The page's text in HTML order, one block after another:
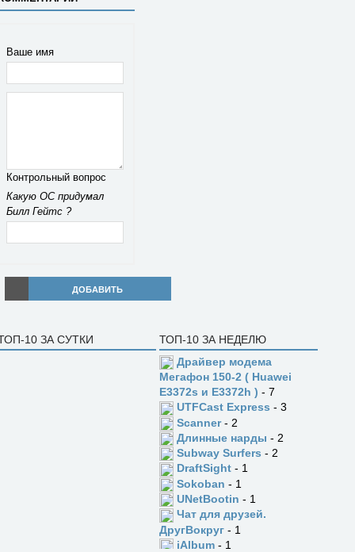
Ваше имя
Контрольный вопрос
Какую ОС придумал
Билл Гейтс ?
ДОБАВИТЬ
10 ЗА СУТКИ
ТОП-10 ЗА НЕДЕЛЮ
Драйвер модема
Мегафон 150-2 ( Huawei
E3372s и E3372h ) - 7
UTFCast Express - 3
Scanner- 2
Длинные нарды - 2
Subway Surfers - 2
DraftSight - 1
Sokoban - 1
UNetBootin - 1
Чат для друзей.
ДругВокруг - 1
jAlbum - 1